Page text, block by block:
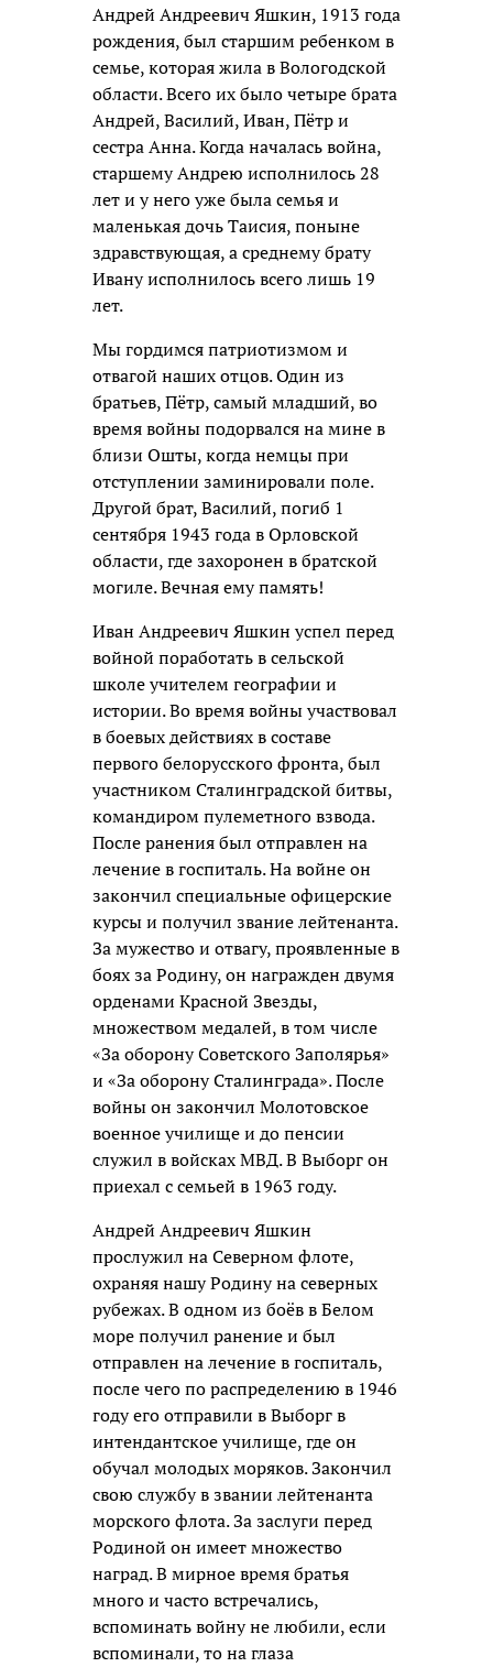
Андрей Андреевич Яшкин, 1913 года
рождения, был старшим ребенком в
семье, которая жила в Вологодской
области. Всего их было четыре брата
Андрей, Василий, Иван, Пётр и
сестра Анна. Когда началась война,
старшему Андрею исполнилось 28
лет и у него уже была семья и
маленькая дочь Таисия, поныне
здравствующая, а среднему брату
Ивану исполнилось всего лишь 19
лет.
Мы гордимся патриотизмом и
отвагой наших отцов. Один из
братьев, Пётр, самый младший, во
время войны подорвался на мине в
близи Ошты, когда немцы при
отступлении заминировали поле.
Другой брат, Василий, погиб 1
сентября 1943 года в Орловской
области, где захоронен в братской
могиле. Вечная ему память!
Иван Андреевич Яшкин успел перед
войной поработать в сельской
школе учителем географии и
истории. Во время войны участвовал
в боевых действиях в составе
первого белорусского фронта, был
участником Сталинградской битвы,
командиром пулеметного взвода.
После ранения был отправлен на
лечение в госпиталь. На войне он
закончил специальные офицерские
курсы и получил звание лейтенанта.
За мужество и отвагу, проявленные в
боях за Родину, он награжден двумя
орденами Красной Звезды,
множеством медалей, в том числе
«За оборону Советского Заполярья»
и «За оборону Сталинграда». После
войны он закончил Молотовское
военное училище и до пенсии
служил в войсках МВД. В Выборг он
приехал с семьей в 1963 году.
Андрей Андреевич Яшкин
прослужил на Северном флоте,
охраняя нашу Родину на северных
рубежах. В одном из боёв в Белом
море получил ранение и был
отправлен на лечение в госпиталь,
после чего по распределению в 1946
году его отправили в Выборг в
интендантское училище, где он
обучал молодых моряков. Закончил
свою службу в звании лейтенанта
морского флота. За заслуги перед
Родиной он имеет множество
наград. В мирное время братья
много и часто встречались,
вспоминать войну не любили, если
вспоминали, то на глаза